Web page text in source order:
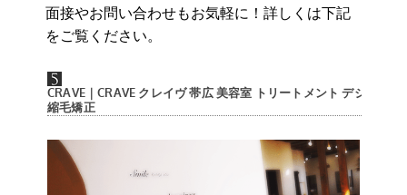
面接やお問い合わせもお気軽に！詳しくは下記
をご覧ください。